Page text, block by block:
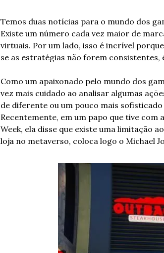
Temos duas notícias para o mundo dos
Existe um número cada vez maior de
virtuais. Por um lado, isso é incrível
se as estratégias não forem
Como um apaixonado pelo mundo dos
vez mais cuidado ao analisar algumas
de diferente ou um pouco mais
Recentemente, em um papo que tive
Week, ela disse que existe uma limitação
loja no metaverso, coloca logo o Michael